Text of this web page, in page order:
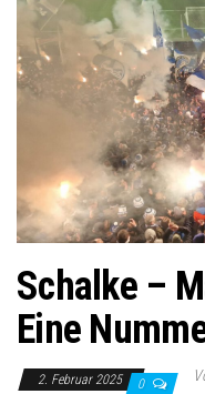
Schalke –
Eine
2. Februar 2025 0